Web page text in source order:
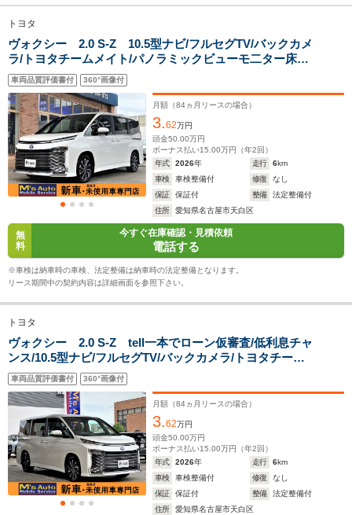
サイズ
WLTCモード
燃費
駆動方式
全幅
1.73m
ホイールベース
-m
13.5～24.0km/L
└市街地:10.5～
└郊外:13.8～
└高速道路:15.1～
22.6km/L
FF、4WD
全幅
1.7m
-m
12.6～19.8km/L
└市街地:9.5～
└郊外:13.4～
FF、4WD
11.9～
FF、4WD
トヨタ
ヴォクシー 2.0 S-Z 10.5型ナビ/フルセグTV/バックカメ
ラ/トヨタチームメイト/パノラミックビューモ二ター床下
透過表示機能付/アドバンストパーク・リモート機能付/ブ
ラインドスポットモニター
車両品質評価書付 360°画像付
月額（84ヵ月リースの場合）
3.62万円
頭金50.00万円
ボーナス払い15.00万円（年2回）
年式
2026年 走行 6km
車検
車検整備付 修復
なし
保証
保証付 整備
法定整備付
住所
愛知県名古屋市天白区
無
料
今すぐ在庫確認・見積依頼
電話する
※車検は納車時の車検、法定整備は納車時の法定整備となります。
リース期間中の契約内容は詳細画面を参照下さい。
トヨタ
ヴォクシー 2.0 S-Z tell一本でローン仮審査/低利息チャ
ンス/10.5型ナビ/フルセグTV/バックカメラ/トヨタチーム
メイト/パノラミックビューモ二ター床下透過表示機能付/
アドバンストパーク・リモート機能付/ブラインドスポッ
トモニター
車両品質評価書付 360°画像付
月額（84ヵ月リースの場合）
3.62万円
頭金50.00万円
ボーナス払い15.00万円（年2回）
年式
2026年 走行 6km
車検
車検整備付 修復
なし
保証
保証付 整備
法定整備付
住所
愛知県名古屋市天白区